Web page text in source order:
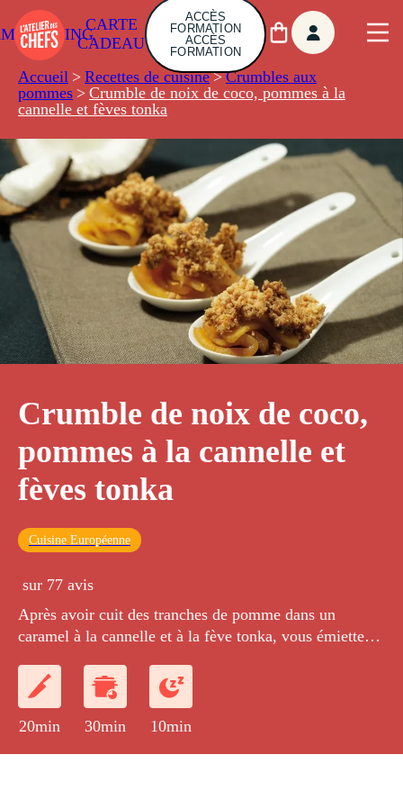
CARTE
CADEAU
ACCÈS
FORMATION
ACCÈS
FORMATION
Accueil > Recettes de cuisine > Crumbles aux
pommes > Crumble de noix de coco, pommes à la
cannelle et fèves tonka
Crumble de noix de coco,
pommes à la cannelle et
fèves tonka
Cuisine Européenne
sur 77 avis
Après avoir cuit des tranches de pomme dans un
caramel à la cannelle et à la fève tonka, vous émietterez
20min 30min 10min